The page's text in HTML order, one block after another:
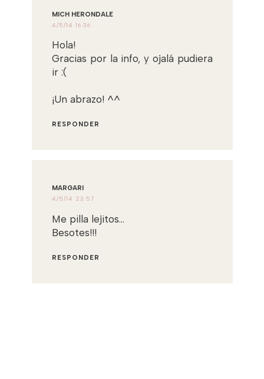
MICH HERONDALE
4/5/14 16:36
Hola!
Gracias por la info, y ojalá pudiera
ir :(
¡Un abrazo! ^^
RESPONDER
MARGARI
4/5/14 23:57
Me pilla lejitos...
Besotes!!!
RESPONDER